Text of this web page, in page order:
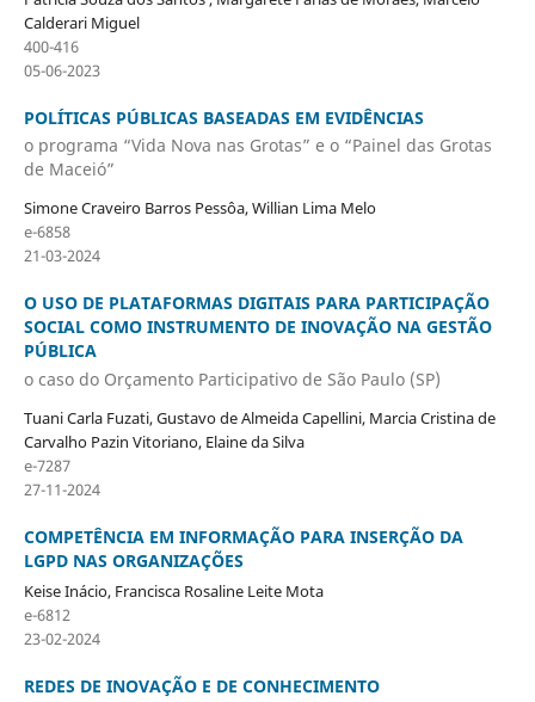
Calderari Miguel
400-416
05-06-2023
POLÍTICAS PÚBLICAS BASEADAS EM EVIDÊNCIAS
o programa “Vida Nova nas Grotas” e o “Painel das Grotas
de Maceió”
Simone Craveiro Barros Pessôa, Willian Lima Melo
e-6858
21-03-2024
O USO DE PLATAFORMAS DIGITAIS PARA PARTICIPAÇÃO
SOCIAL COMO INSTRUMENTO DE INOVAÇÃO NA GESTÃO
PÚBLICA
o caso do Orçamento Participativo de São Paulo (SP)
Tuani Carla Fuzati, Gustavo de Almeida Capellini, Marcia Cristina de
Carvalho Pazin Vitoriano, Elaine da Silva
e-7287
27-11-2024
COMPETÊNCIA EM INFORMAÇÃO PARA INSERÇÃO DA
LGPD NAS ORGANIZAÇÕES
Keise Inácio, Francisca Rosaline Leite Mota
e-6812
23-02-2024
REDES DE INOVAÇÃO E DE CONHECIMENTO